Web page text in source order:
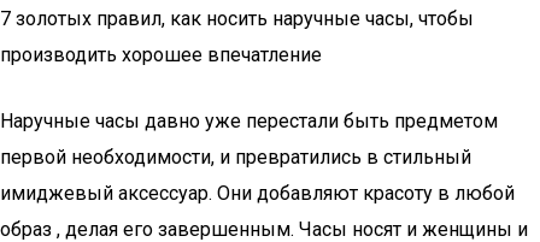
7 золотых правил, как носить наручные часы, чтобы
производить хорошее впечатление
Наручные часы давно уже перестали быть предметом
первой необходимости, и превратились в стильный
имиджевый аксессуар. Они добавляют красоту в любой
образ , делая его завершенным. Часы носят и женщины и